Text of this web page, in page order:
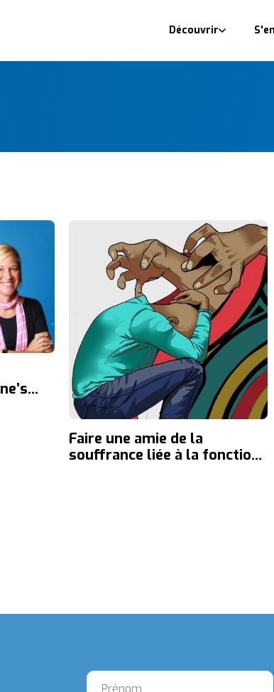
Découvrir
Faire une amie de la
souffrance liée à la fonction